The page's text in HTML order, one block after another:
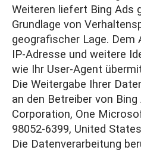
Weiteren liefert Bing Ads
Grundlage von
geografischer Lage. Dem
IP-Adresse und weitere
wie Ihr User-Agent
Die Weitergabe Ihrer
an den Betreiber von
Corporation, One
98052-6399, United
Die Datenverarbeitung